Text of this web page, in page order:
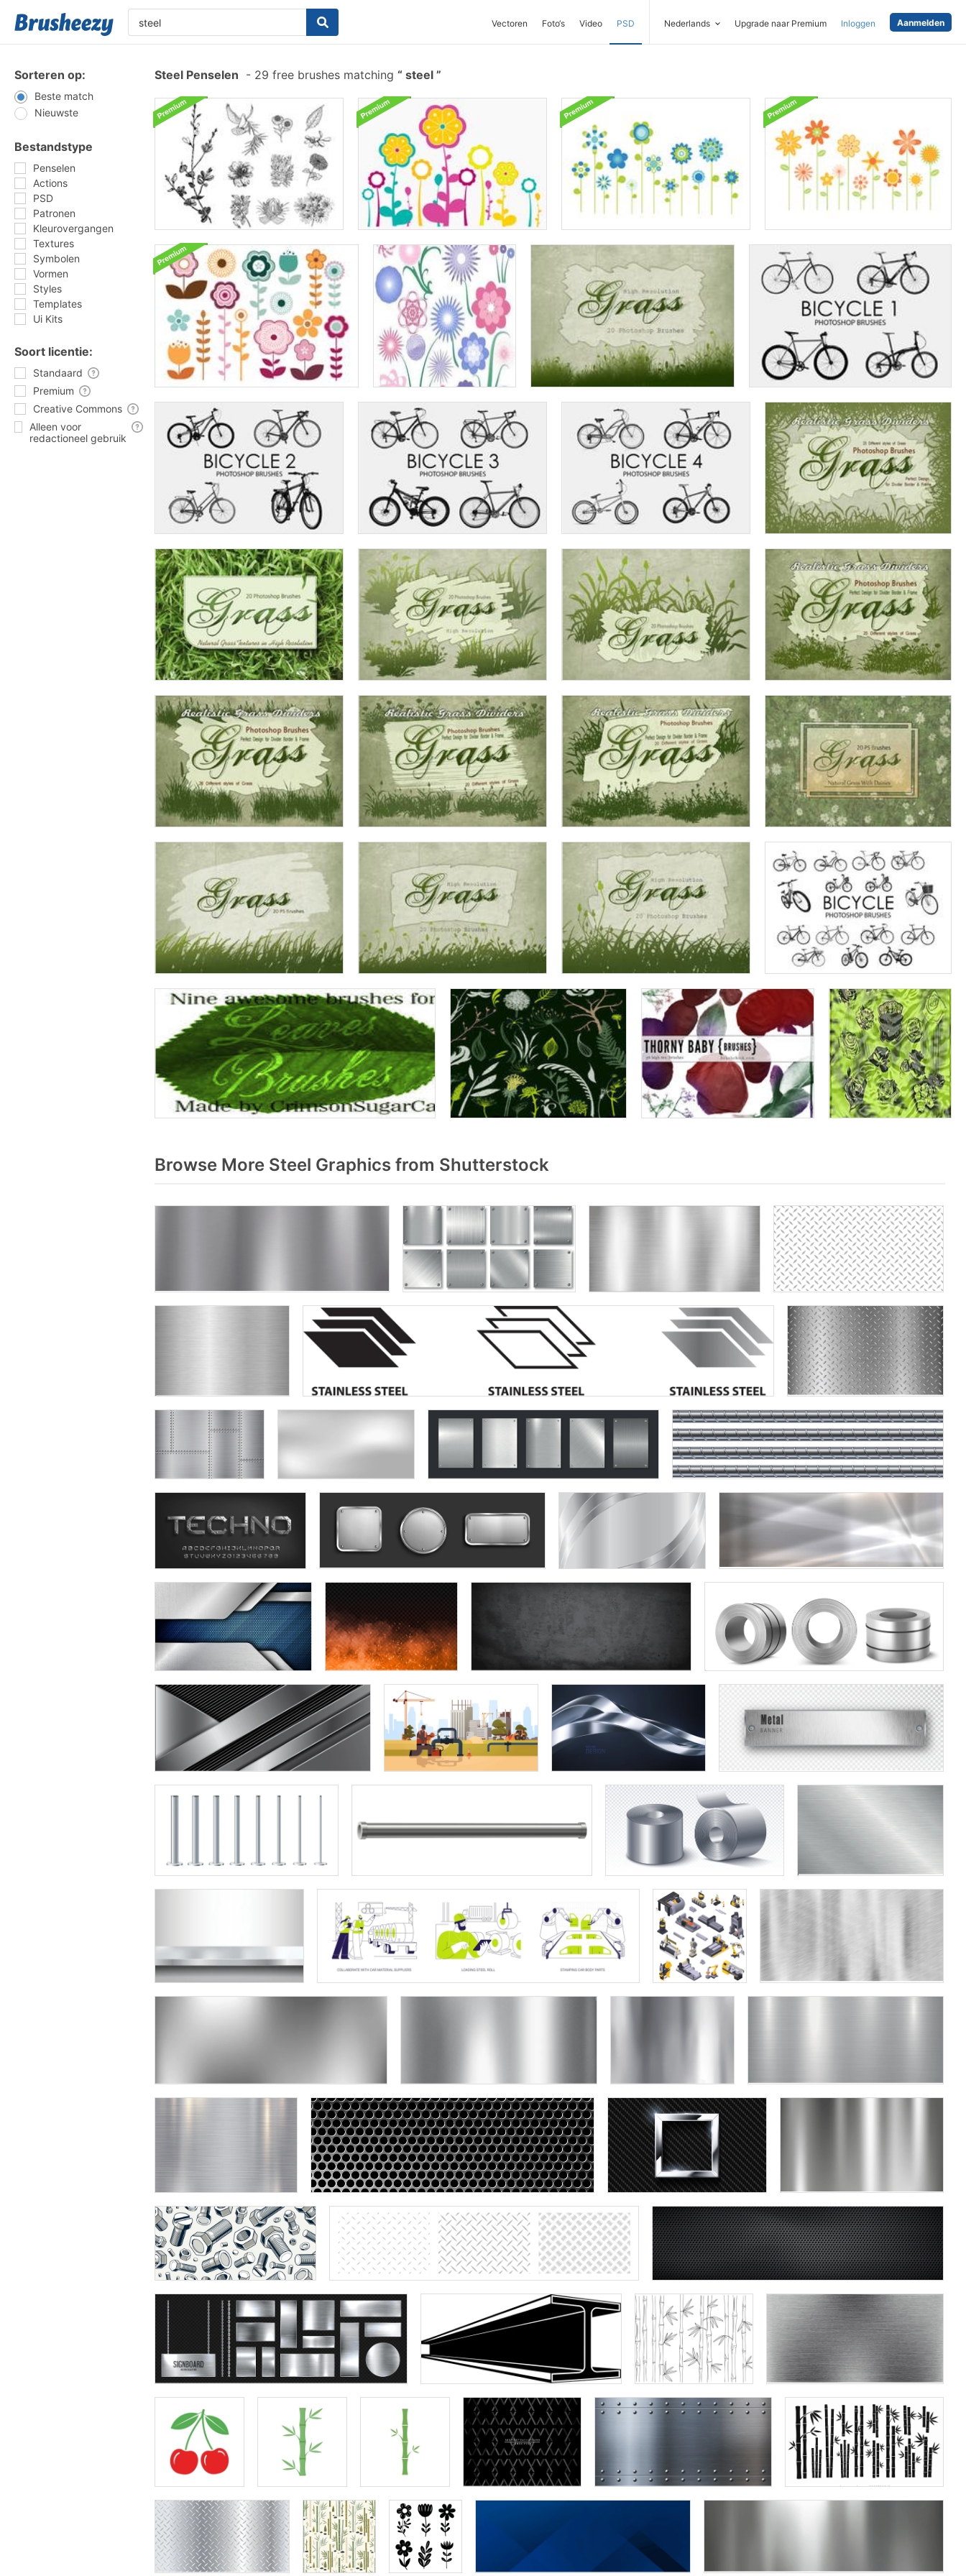
Vectoren Foto‘s Video PSD Nederlands Upgrade naar Premium Inloggen Aanmelden
Sorteren op:
Beste match
Nieuwste
Bestandstype
Penselen
Actions
PSD
Patronen
Kleurovergangen
Textures
Symbolen
Vormen
Styles
Templates
Ui Kits
Soort licentie:
Standaard
Premium
Creative Commons
Alleen voor
redactioneel gebruik
Steel Penselen - 29 free brushes matching steel
Browse More Steel Graphics from Shutterstock